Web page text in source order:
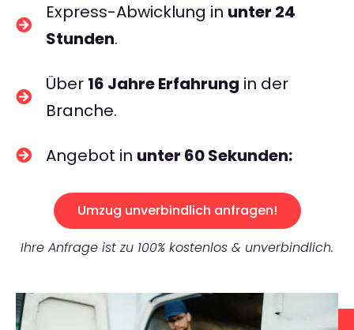
Express-Abwicklung in unter 24
Stunden.
Über 16 Jahre Erfahrung in der
Branche.
Angebot in unter 60 Sekunden:
Umzug unverbindlich anfragen!
Ihre Anfrage ist zu 100% kostenlos & unverbindlich.